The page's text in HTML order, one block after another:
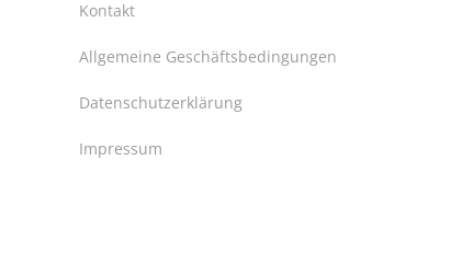
Kontakt
Allgemeine Geschäftsbedingungen
Datenschutzerklärung
Impressum